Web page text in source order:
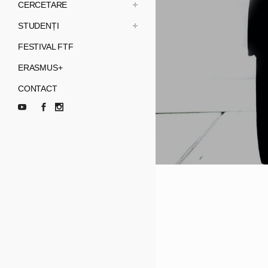
CERCETARE
STUDENȚI
FESTIVAL FTF
ERASMUS+
CONTACT